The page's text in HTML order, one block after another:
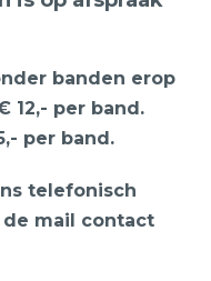
banden erop
12,- per band.
per band.
telefonisch
mail contact